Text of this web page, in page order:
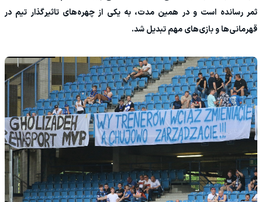
ثمر رسانده است و در همین مدت، به یکی از چهره‌های تاثیرگذار تیم در
قهرمانی‌ها و بازی‌های مهم تبدیل شد.